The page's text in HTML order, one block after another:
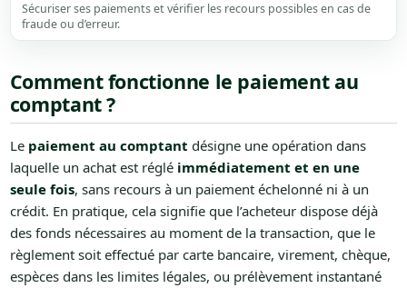
Sécuriser ses paiements et vérifier les recours possibles en cas de
fraude ou d’erreur.
Comment fonctionne le paiement au
comptant ?
Le paiement au comptant désigne une opération dans
laquelle un achat est réglé immédiatement et en une
seule fois, sans recours à un paiement échelonné ni à un
crédit. En pratique, cela signifie que l’acheteur dispose déjà
des fonds nécessaires au moment de la transaction, que le
règlement soit effectué par carte bancaire, virement, chèque,
espèces dans les limites légales, ou prélèvement instantané